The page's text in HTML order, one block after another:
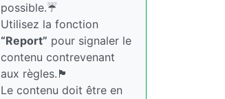
possible.☔
Utilisez la fonction
“Report” pour signaler le
contenu contrevenant
aux règles.🏴
Le contenu doit être en